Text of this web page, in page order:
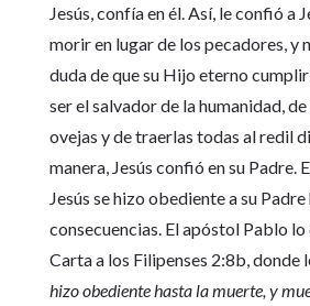
Jesús, confía en él. Así, le confió a
morir en lugar de los pecadores, y
duda de que su Hijo eterno
ser el salvador de la humanidad,
ovejas y de traerlas todas al redil
manera, Jesús confió en su Padre.
Jesús se hizo obediente a su
consecuencias. El apóstol Pablo lo
Carta a los Filipenses 2:8b, donde
hizo obediente hasta la muerte, y